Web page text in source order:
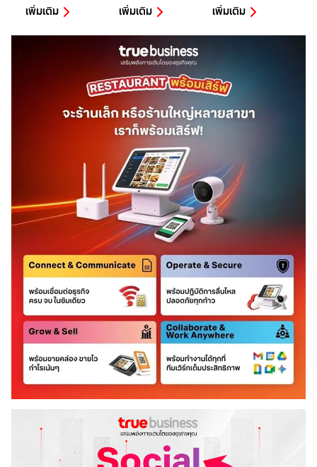
เพิ่มเติม เพิ่มเติม เพิ่มเติม